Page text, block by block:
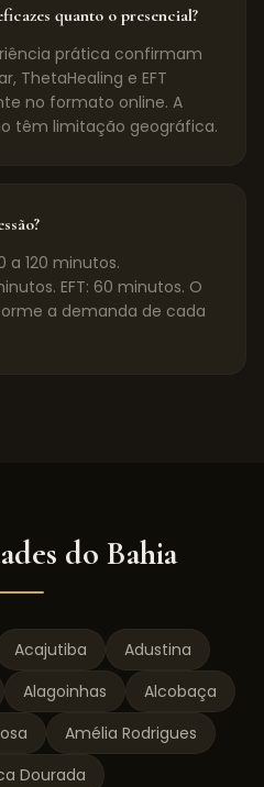
quanto o presencial?
prática confirmam
ThetaHealing e EFT
no formato online. A
têm limitação geográfica.
a 120 minutos.
EFT: 60 minutos. O
a demanda de cada
do Bahia
Acajutiba
Adustina
Alagoinhas
Alcobaça
Amélia Rodrigues
Dourada